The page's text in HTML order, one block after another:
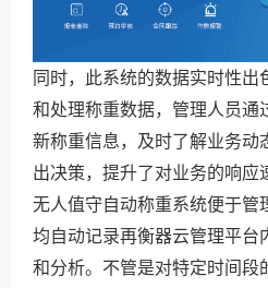
同时，此系统的数据实时性
和处理称重数据，管理人员通
新称重信息，及时了解业务动
出决策，提升了对业务的响应
无人值守自动称重系统便于管
均自动记录再衡器云管理平台
和分析。不管是对特定时间段